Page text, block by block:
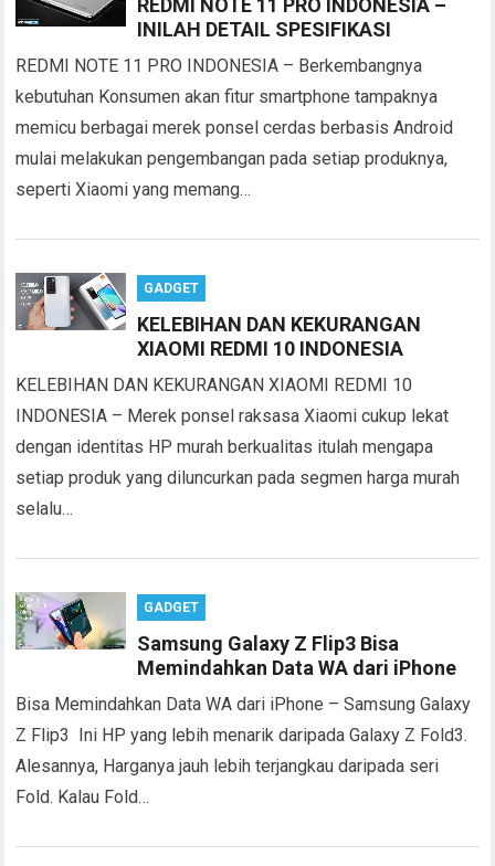
INILAH DETAIL SPESIFIKASI
REDMI NOTE 11 PRO INDONESIA – Berkembangnya
kebutuhan Konsumen akan fitur smartphone tampaknya
memicu berbagai merek ponsel cerdas berbasis Android
mulai melakukan pengembangan pada setiap produknya,
seperti Xiaomi yang memang…
GADGET
KELEBIHAN DAN KEKURANGAN
XIAOMI REDMI 10 INDONESIA
KELEBIHAN DAN KEKURANGAN XIAOMI REDMI 10
INDONESIA – Merek ponsel raksasa Xiaomi cukup lekat
dengan identitas HP murah berkualitas itulah mengapa
setiap produk yang diluncurkan pada segmen harga murah
selalu…
GADGET
Samsung Galaxy Z Flip3 Bisa
Memindahkan Data WA dari iPhone
Bisa Memindahkan Data WA dari iPhone – Samsung Galaxy
Z Flip3 Ini HP yang lebih menarik daripada Galaxy Z Fold3.
Alesannya, Harganya jauh lebih terjangkau daripada seri
Fold. Kalau Fold…